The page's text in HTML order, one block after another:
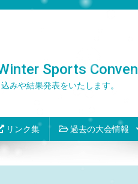
Sports
みや結果発表をいたします。
リンク集 過去の大会情報